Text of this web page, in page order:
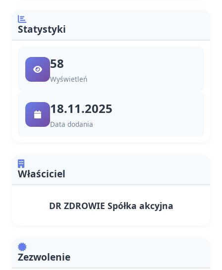
Statystyki
58
Wyświetleń
18.11.2025
Data dodania
Właściciel
DR ZDROWIE Spółka akcyjna
Zezwolenie